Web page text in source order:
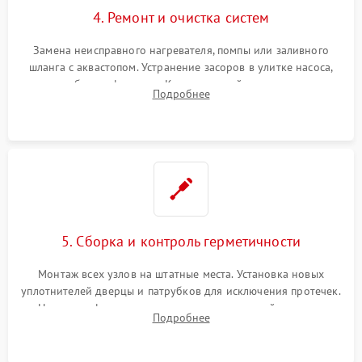
4. Ремонт и очистка систем
Замена неисправного нагревателя, помпы или заливного
шланга с аквастопом. Устранение засоров в улитке насоса,
патрубках и фильтрах. Компонентный ремонт платы
управления, восстановление поврежденной проводки.
Подробнее
5. Сборка и контроль герметичности
Монтаж всех узлов на штатные места. Установка новых
уплотнителей дверцы и патрубков для исключения протечек.
Надежная фиксация хомутов гидравлической системы,
сборка корпуса и установка датчика поплавка.
Подробнее